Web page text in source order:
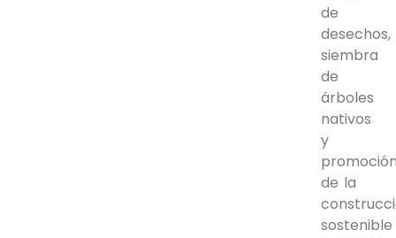
de
desechos,
siembra
de
árboles
nativos
y
de la
sostenible